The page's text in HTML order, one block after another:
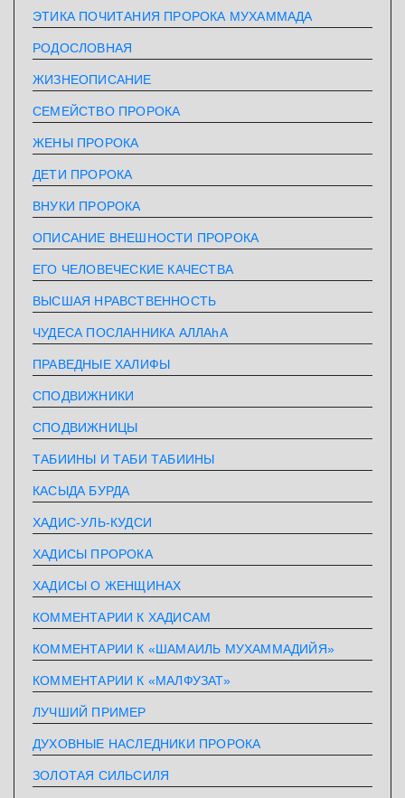
ЭТИКА ПОЧИТАНИЯ ПРОРОКА МУХАММАДА
РОДОСЛОВНАЯ
ЖИЗНЕОПИСАНИЕ
СЕМЕЙСТВО ПРОРОКА
ЖЕНЫ ПРОРОКА
ДЕТИ ПРОРОКА
ВНУКИ ПРОРОКА
ОПИСАНИЕ ВНЕШНОСТИ ПРОРОКА
ЕГО ЧЕЛОВЕЧЕСКИЕ КАЧЕСТВА
ВЫСШАЯ НРАВСТВЕННОСТЬ
ЧУДЕСА ПОСЛАННИКА АЛЛАhА
ПРАВЕДНЫЕ ХАЛИФЫ
СПОДВИЖНИКИ
СПОДВИЖНИЦЫ
ТАБИИНЫ И ТАБИ ТАБИИНЫ
КАСЫДА БУРДА
ХАДИС-УЛЬ-КУДСИ
ХАДИСЫ ПРОРОКА
ХАДИСЫ О ЖЕНЩИНАХ
КОММЕНТАРИИ К ХАДИСАМ
КОММЕНТАРИИ К «ШАМАИЛЬ МУХАММАДИЙЯ»
КОММЕНТАРИИ К «МАЛФУЗАТ»
ЛУЧШИЙ ПРИМЕР
ДУХОВНЫЕ НАСЛЕДНИКИ ПРОРОКА
ЗОЛОТАЯ СИЛЬСИЛЯ